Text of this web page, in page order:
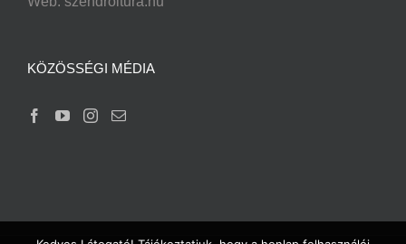
KÖZÖSSÉGI MÉDIA